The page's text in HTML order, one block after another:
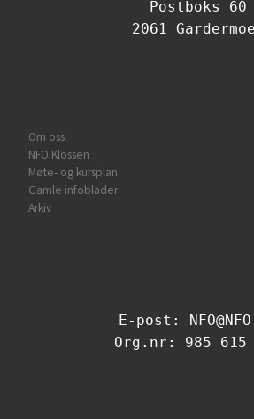
Postboks 60
2061
Om oss
NFO Klossen
Møte- og kursplan
Gamle infoblader
Arkiv
E-post:
Org.nr: 985 615